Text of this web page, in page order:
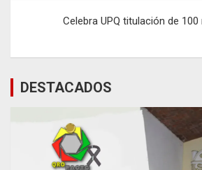
Celebra UPQ titulación de
DESTACADOS